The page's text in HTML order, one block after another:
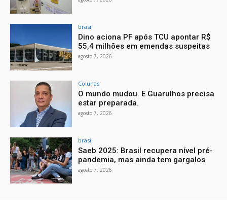
brasil
Dino aciona PF após TCU apontar R$
55,4 milhões em emendas suspeitas
agosto 7, 2026
Colunas
O mundo mudou. E Guarulhos precisa
estar preparada.
agosto 7, 2026
brasil
Saeb 2025: Brasil recupera nível pré-
pandemia, mas ainda tem gargalos
agosto 7, 2026